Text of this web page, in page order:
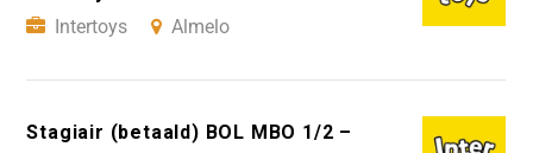
Intertoys
Almelo
Stagiair (betaald) BOL MBO 1/2 –